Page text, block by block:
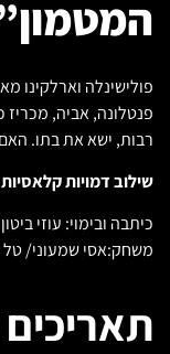
פולישינלה וארלקינו
פנטלונה, אביה,
רבות, ישא את בתו.
שילוב דמויות
כיתבה ובימוי: עוזי
משחק:אסי שמעוני/ טל